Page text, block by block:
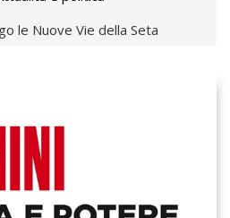
le Nuove Vie della Seta